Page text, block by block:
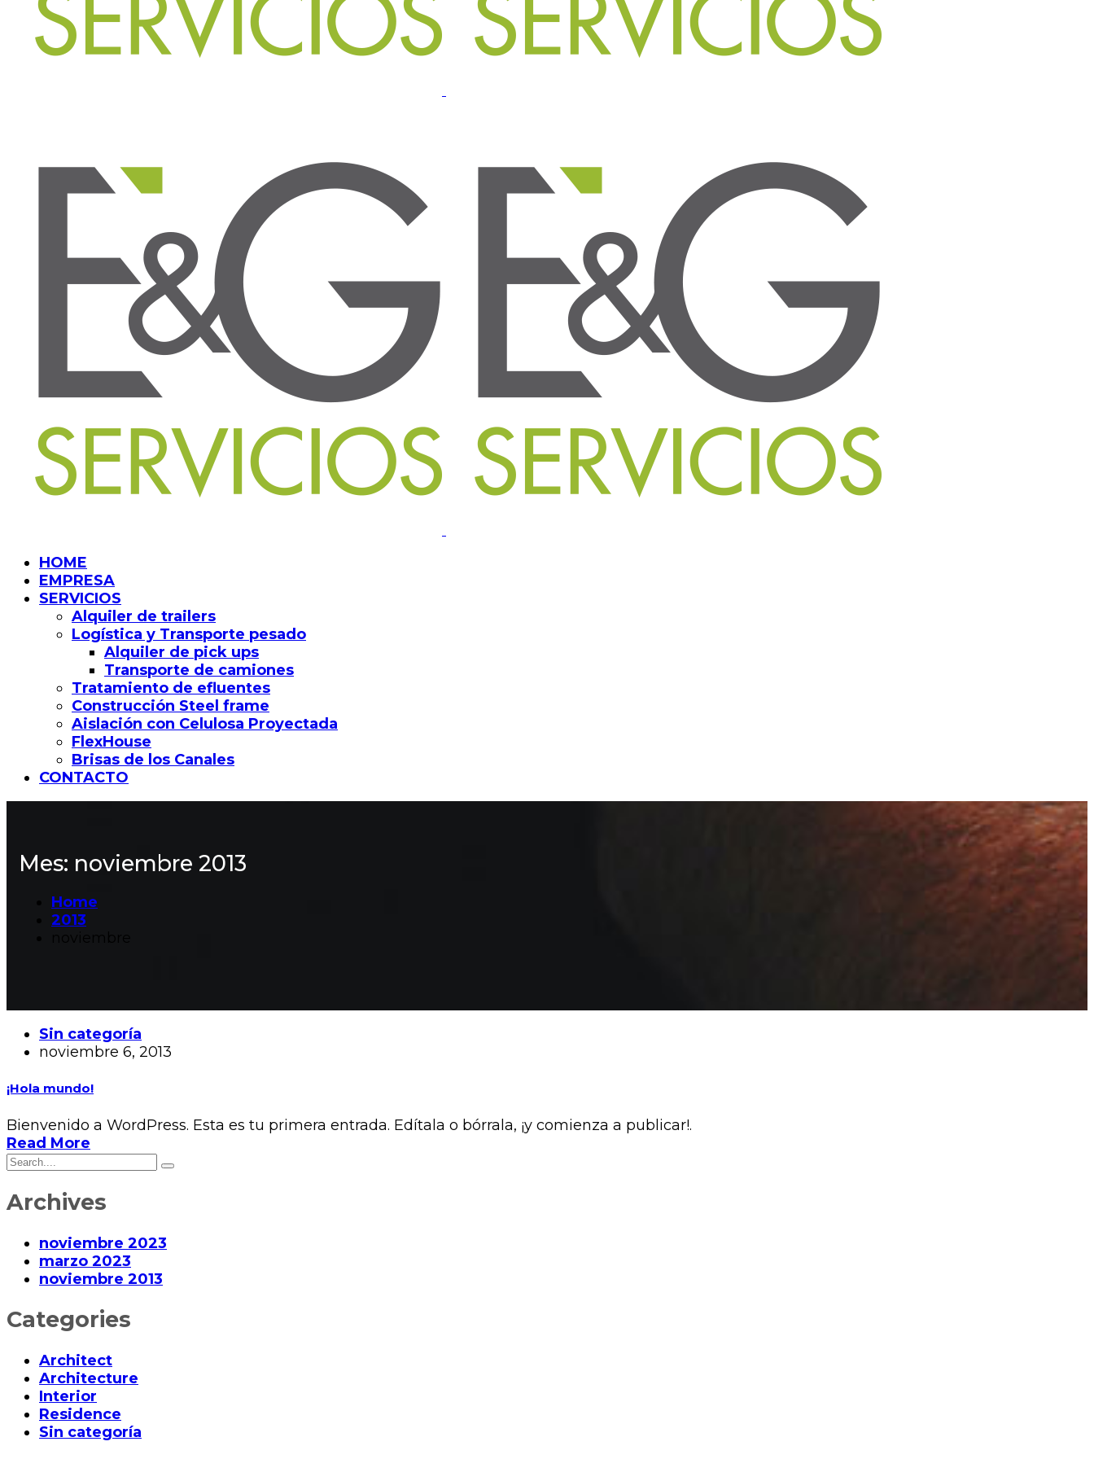
HOME
EMPRESA
SERVICIOS
Alquiler de trailers
Logística y Transporte pesado
Alquiler de pick ups
Transporte de camiones
Tratamiento de efluentes
Construcción Steel frame
Aislación con Celulosa Proyectada
FlexHouse
Brisas de los Canales
CONTACTO
Mes: noviembre 2013
Home
2013
Sin categoría
noviembre 6, 2013
¡Hola mundo!
Bienvenido a WordPress. Esta es tu primera entrada. Edítala o bórrala, ¡y comienza a publicar!.
Read More
Archives
noviembre 2023
marzo 2023
noviembre 2013
Categories
Architect
Architecture
Interior
Residence
Sin categoría